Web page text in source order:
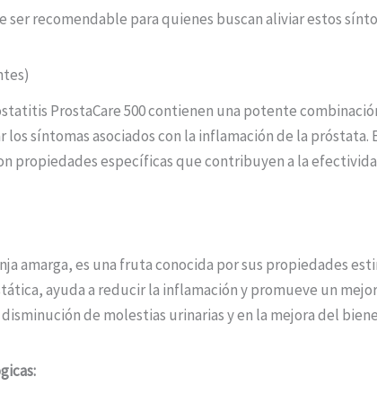
recomendable para quienes buscan aliviar estos
ProstaCare 500 contienen una potente
los síntomas asociados con la inflamación de la
propiedades específicas que contribuyen a la
amarga, es una fruta conocida por sus propiedades
ayuda a reducir la inflamación y promueve un
de molestias urinarias y en la mejora del